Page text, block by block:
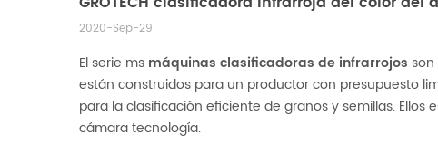
2020-Sep-29
El serie ms máquinas clasificadoras de infrarrojos son
están construidos para un productor con presupuesto
para la clasificación eficiente de granos y semillas.
cámara tecnología.